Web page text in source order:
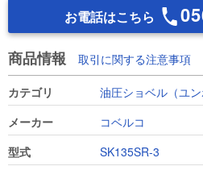
お電話はこちら
商品情報 取引に関する注意事項
カテゴリ
油圧ショベル（ユン
メーカー
コベルコ
型式
SK135SR-3